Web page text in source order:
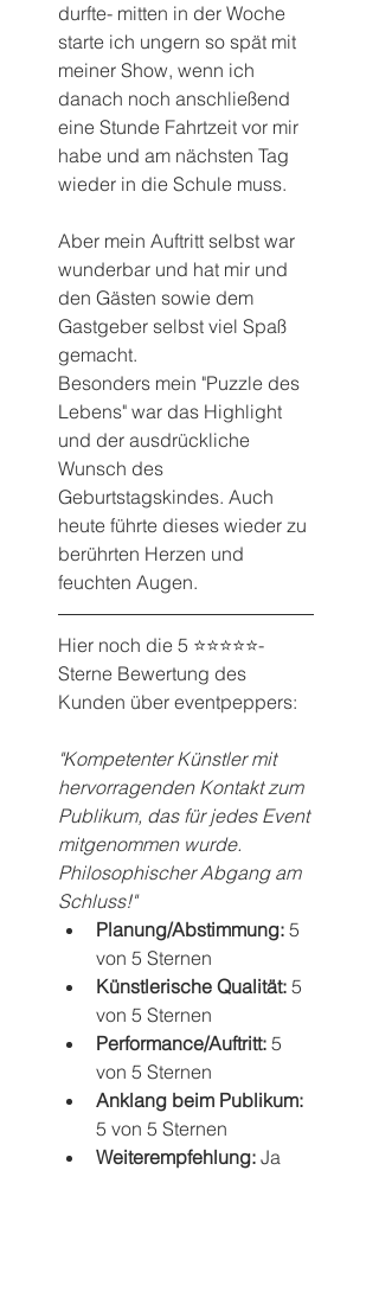
durfte- mitten in der Woche
starte ich ungern so spät mit
meiner Show, wenn ich
danach noch anschließend
eine Stunde Fahrtzeit vor mir
habe und am nächsten Tag
wieder in die Schule muss.
Aber mein Auftritt selbst war
wunderbar und hat mir und
den Gästen sowie dem
Gastgeber selbst viel Spaß
gemacht.
Besonders mein "Puzzle des
Lebens" war das Highlight
und der ausdrückliche
Wunsch des
Geburtstagskindes. Auch
heute führte dieses wieder zu
berührten Herzen und
feuchten Augen.
Hier noch die 5 ⭐️⭐️⭐️⭐️⭐️-
Sterne Bewertung des
Kunden über eventpeppers:
"Kompetenter Künstler mit
hervorragenden Kontakt zum
Publikum, das für jedes Event
mitgenommen wurde.
Philosophischer Abgang am
Schluss!"
Planung/Abstimmung: 5
von 5 Sternen
Künstlerische Qualität: 5
von 5 Sternen
Performance/Auftritt: 5
von 5 Sternen
Anklang beim Publikum:
5 von 5 Sternen
Weiterempfehlung: Ja